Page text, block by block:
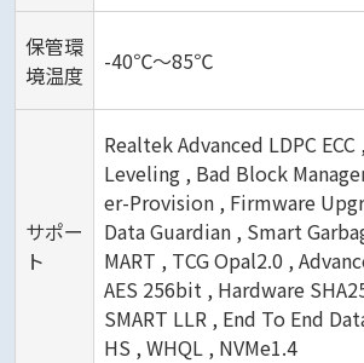
保管環
境温度
-40℃〜85℃
サポー
ト
Realtek Advanced LDPC
Leveling , Bad Block
er-Provision , Firmware
Data Guardian , Smart
MART , TCG Opal2.0 ,
AES 256bit , Hardware
SMART LLR , End To End
HS , WHQL , NVMe1.4